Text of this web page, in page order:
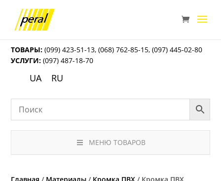
ТОВАРЫ: (099) 423-51-13,(068) 762-85-15,(097) 445-02-80
УСЛУГИ: (097) 487-18-70
UA RU
МЕНЮ ТОВАРОВ